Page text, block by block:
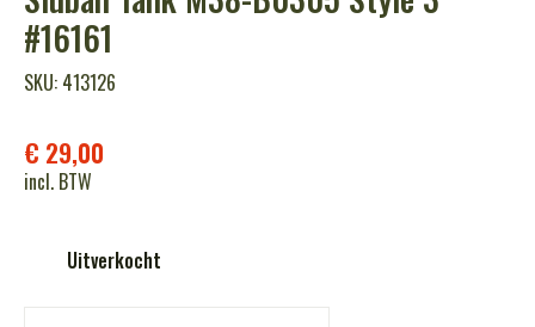
#16161
SKU: 413126
€ 29,00
incl. BTW
Uitverkocht